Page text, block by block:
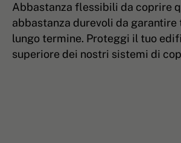
Abbastanza flessibili da coprire
abbastanza durevoli da
lungo termine. Proteggi il tuo
superiore dei nostri sistemi di